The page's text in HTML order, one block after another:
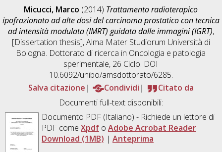
Micucci, Marco (2014) Trattamento radioterapico
ipofrazionato ad alte dosi del carcinoma prostatico con tecnica
ad intensità modulata (IMRT) guidata dalle immagini (IGRT),
[Dissertation thesis], Alma Mater Studiorum Università di
Bologna. Dottorato di ricerca in Oncologia e patologia
sperimentale, 26 Ciclo. DOI
10.6092/unibo/amsdottorato/6285.
Salva citazione
Condividi
Citato da
Documenti full-text disponibili:
Documento PDF(Italiano) - Richiede un lettore di
PDF come Xpdfo Adobe Acrobat Reader
Download (1MB) | Anteprima